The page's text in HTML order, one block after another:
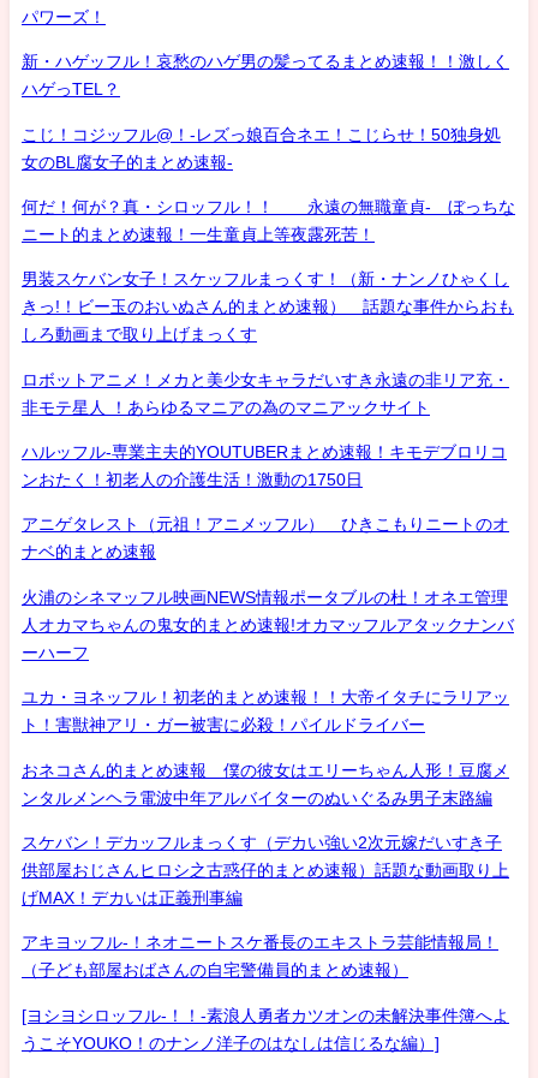
パワーズ！
新・ハゲッフル！哀愁のハゲ男の髪ってるまとめ速報！！激しく
ハゲっTEL？
こじ！コジッフル@！-レズっ娘百合ネエ！こじらせ！50独身処
女のBL腐女子的まとめ速報-
何だ！何が？真・シロッフル！！ 永遠の無職童貞- ぼっちな
ニート的まとめ速報！一生童貞上等夜露死苦！
男装スケバン女子！スケッフルまっくす！（新・ナンノひゃくし
きっ!！ビー玉のおいぬさん的まとめ速報） 話題な事件からおも
しろ動画まで取り上げまっくす
ロボットアニメ！メカと美少女キャラだいすき永遠の非リア充・
非モテ星人 ！あらゆるマニアの為のマニアックサイト
ハルッフル-専業主夫的YOUTUBERまとめ速報！キモデブロリコ
ンおたく！初老人の介護生活！激動の1750日
アニゲタレスト（元祖！アニメッフル） ひきこもりニートのオ
ナベ的まとめ速報
火浦のシネマッフル映画NEWS情報ポータブルの杜！オネエ管理
人オカマちゃんの鬼女的まとめ速報!オカマッフルアタックナンバ
ーハーフ
ユカ・ヨネッフル！初老的まとめ速報！！大帝イタチにラリアッ
ト！害獣神アリ・ガー被害に必殺！パイルドライバー
おネコさん的まとめ速報 僕の彼女はエリーちゃん人形！豆腐メ
ンタルメンヘラ電波中年アルバイターのぬいぐるみ男子末路編
スケバン！デカッフルまっくす（デカい強い2次元嫁だいすき子
供部屋おじさんヒロシ之古惑仔的まとめ速報）話題な動画取り上
げMAX！デカいは正義刑事編
アキヨッフル-！ネオニートスケ番長のエキストラ芸能情報局！
（子ども部屋おばさんの自宅警備員的まとめ速報）
[ヨシヨシロッフル-！！-素浪人勇者カツオンの未解決事件簿へよ
うこそYOUKO！のナンノ洋子のはなしは信じるな編）]